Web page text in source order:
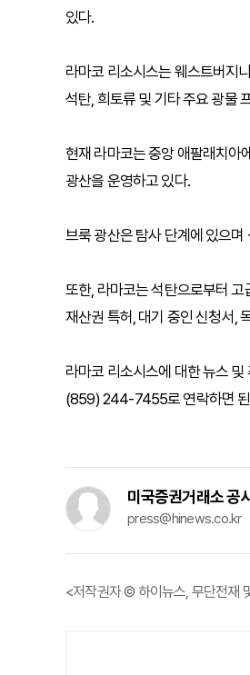
있다.
라마코 리소시스는 웨스트버지
석탄, 희토류 및 기타 주요 광물
현재 라마코는 중앙 애팔래치아
광산을 운영하고 있다.
브룩 광산은 탐사 단계에 있으
또한, 라마코는 석탄으로부터
재산권 특허, 대기 중인 신청서,
라마코 리소시스에 대한 뉴스
(859) 244-7455로 연락하면
미국증권거래소 공
press@hinews.co.kr
<저작권자 © 하이뉴스, 무단전재